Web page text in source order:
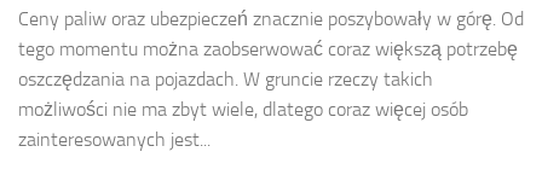
Ceny paliw oraz ubezpieczeń znacznie poszybowały w górę. Od
tego momentu można zaobserwować coraz większą potrzebę
oszczędzania na pojazdach. W gruncie rzeczy takich
możliwości nie ma zbyt wiele, dlatego coraz więcej osób
zainteresowanych jest...